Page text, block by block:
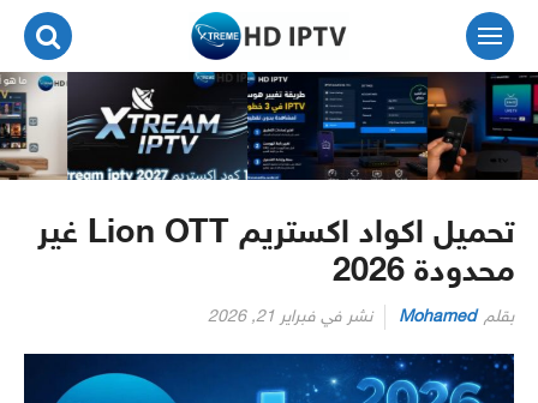
التجاوز
المحتوى
تحميل اكواد اكستريم Lion OTT غير
محدودة 2026
بقلم Mohamed نشر في فبراير 21, 2026